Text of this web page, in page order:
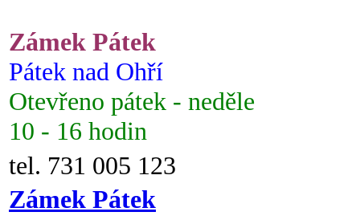
Zámek Pátek
Pátek nad Ohří
Otevřeno pátek - neděle
10 - 16 hodin
tel. 731 005 123
Zámek Pátek